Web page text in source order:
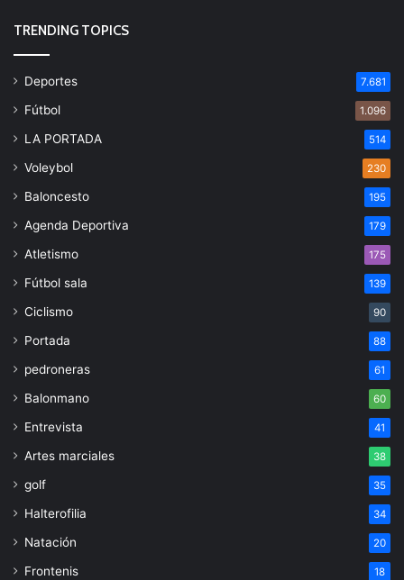
TRENDING TOPICS
Deportes 7.681
Fútbol 1.096
LA PORTADA 514
Voleybol 230
Baloncesto 195
Agenda Deportiva 179
Atletismo 175
Fútbol sala 139
Ciclismo 90
Portada 88
pedroneras 61
Balonmano 60
Entrevista 41
Artes marciales 38
golf 35
Halterofilia 34
Natación 20
Frontenis 18